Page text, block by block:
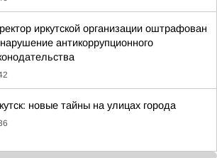
иркутской организации оштрафован
антикоррупционного
новые тайны на улицах города